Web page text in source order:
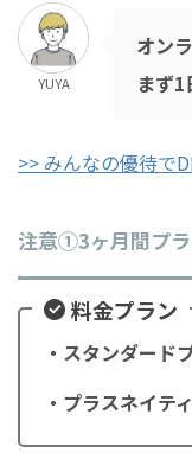
YUYA
オン
まず
>> みんなの優待で
注意①3ヶ月間プ
料金プラン
・スタンダード
・プラスネイテ